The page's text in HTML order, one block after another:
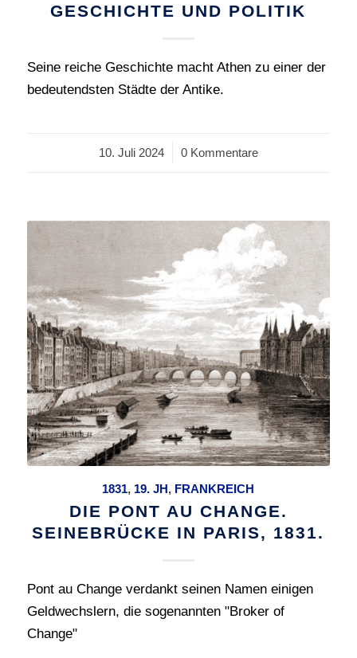
GESCHICHTE UND POLITIK
Seine reiche Geschichte macht Athen zu einer der
bedeutendsten Städte der Antike.
10. Juli 2024
/ 0 Kommentare
1831, 19. JH, FRANKREICH
DIE PONT AU CHANGE.
SEINEBRÜCKE IN PARIS, 1831.
Pont au Change verdankt seinen Namen einigen
Geldwechslern, die sogenannten "Broker of
Change"